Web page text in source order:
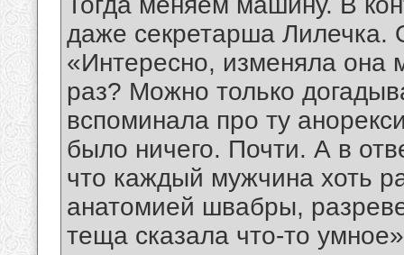
даже секретарша Лилечка.
«Интересно, изменяла она
раз? Можно только
вспоминала про ту
было ничего. Почти. А в
что каждый мужчина хоть
анатомией швабры,
теща сказала что-то